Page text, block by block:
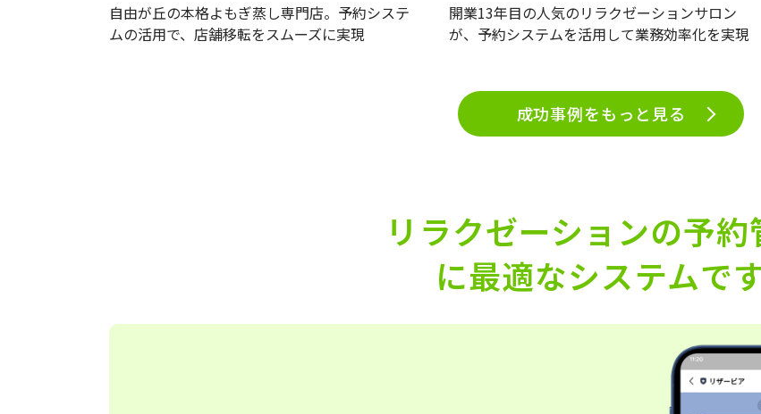
自由が丘の本格よもぎ蒸し専門店。予約システ
ムの活用で、店舗移転をスムーズに実現
開業13年目の人気のリラクゼーションサロン
が、予約システムを活用して業務効率化を実現
成功事例をもっと見る
リラクゼーションの予約
に最適なシステムで